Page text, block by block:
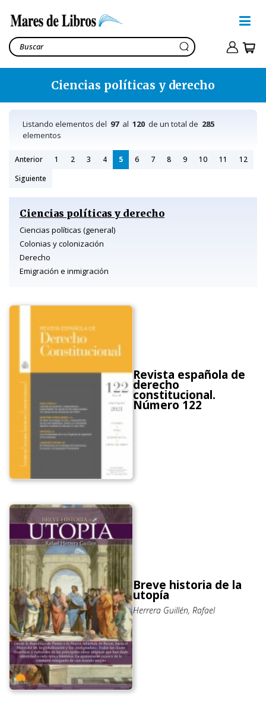
Ciencias políticas y derecho
Listando elementos del 97al 120 de un total de 285
elementos
Anterior 1 2 3 4 5 6 7 8 9 10 11
12
Siguiente
Ciencias políticas y derecho
Ciencias políticas (general)
Colonias y colonización
Derecho
Emigración e inmigración
Revista española de
derecho
constitucional.
Número 122
Breve historia de la
utopía
Herrera Guillén, Rafael